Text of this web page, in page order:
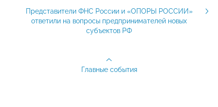
Представители ФНС России и «ОПОРЫ РОССИИ»
ответили на вопросы предпринимателей новых
субъектов РФ
Главные события